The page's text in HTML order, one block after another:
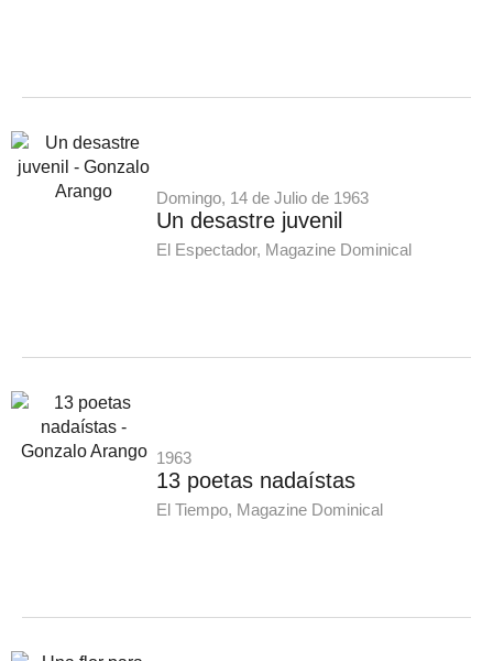
Domingo, 14 de Julio de 1963
Un desastre juvenil
El Espectador, Magazine Dominical
1963
13 poetas nadaístas
El Tiempo, Magazine Dominical